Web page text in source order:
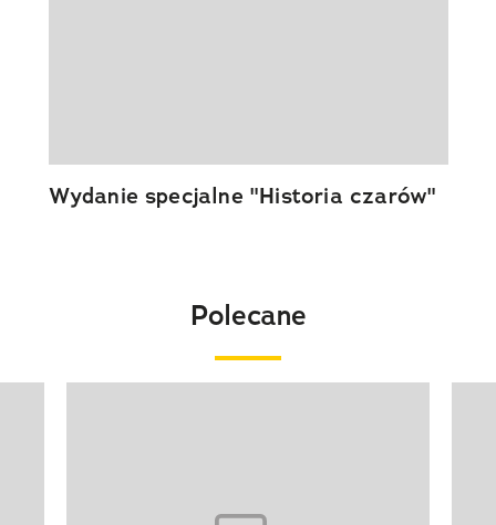
Wydanie specjalne "Historia czarów"
Polecane